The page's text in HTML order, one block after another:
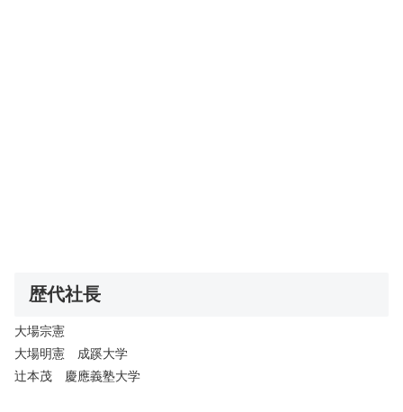
歴代社長
大場宗憲
大場明憲 成蹊大学
辻本茂 慶應義塾大学